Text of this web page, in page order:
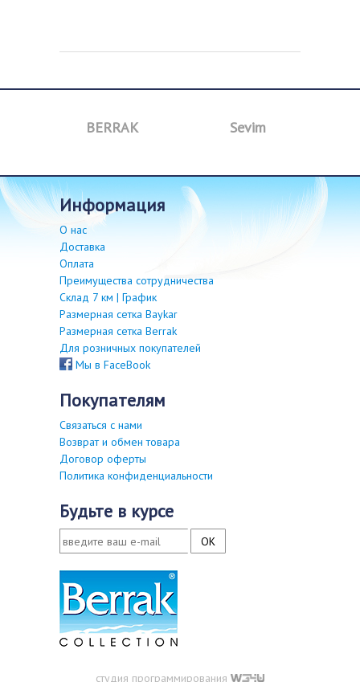
BERRAK Sevim
информация
О нас
Доставка
Оплата
Преимущества сотрудничества
Склад 7 км | График
Размерная сетка Baykar
Размерная сетка Berrak
Для розничных покупателей
Мы в FaceBook
покупателям
Связаться с нами
Возврат и обмен товара
Договор оферты
Политика конфиденциальности
будьте в курсе
студия программирования